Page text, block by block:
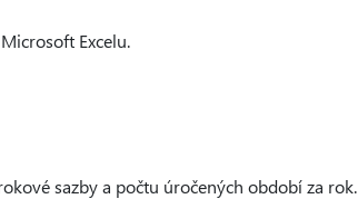
Excelu.
sazby a počtu úročených období za rok.